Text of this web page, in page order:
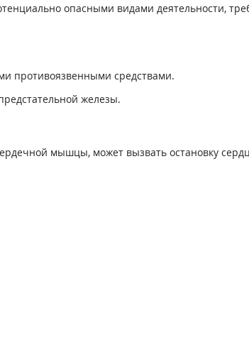
опасными видами деятельности,
противоязвенными средствами.
железы.
мышцы, может вызвать остановку